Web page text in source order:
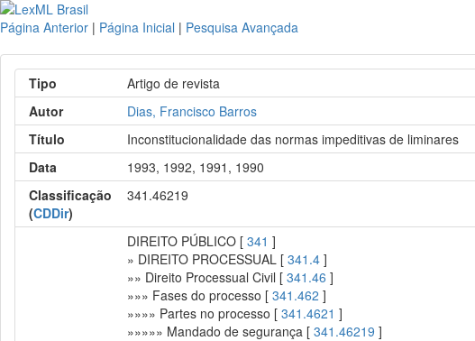
Página Anterior | Página Inicial | Pesquisa Avançada
Tipo
Artigo de revista
Autor
Dias, Francisco Barros
Título
Inconstitucionalidade das normas impeditivas de liminares
Data
1993, 1992, 1991, 1990
Classificação
(CDDir)
341.46219
DIREITO PÚBLICO [341 ]
» DIREITO PROCESSUAL [341.4 ]
»» Direito Processual Civil [341.46 ]
»»» Fases do processo [341.462 ]
»»»» Partes no processo [341.4621 ]
»»»»» Mandado de segurança [341.46219 ]